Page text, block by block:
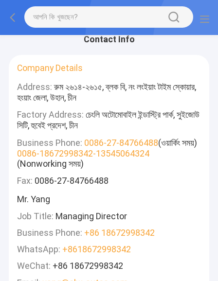
Contact Info
Company Details
Address:রুম ২৬১৪-২৬১৫, ব্লক বি, নং লংইয়াং টাইম স্কোয়ার,
হংয়াং জেলা, উহান, চীন
Factory Address: চেংলি অটোমোবাইল ইন্ডাস্ট্রি পার্ক, সুইজোউ
সিটি, হুবেই প্রদেশ, চীন
Business Phone: 0086-27-84766488(ওয়ার্কিং সময়)
0086-18672998342-13545064324
(Nonworking সময়)
Fax: 0086-27-84766488
Mr. Yang
Job Title: Managing Director
Business Phone: +86 18672998342
WhatsApp: +8618672998342
WeChat: +86 18672998342